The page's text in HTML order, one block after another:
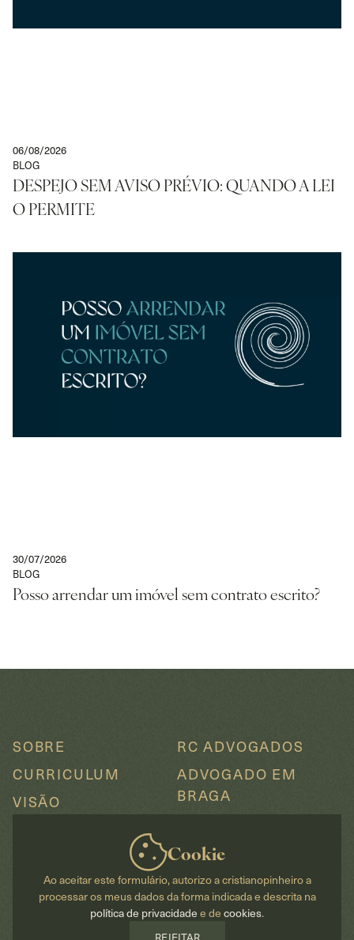
06/08/2026
BLOG
DESPEJO SEM AVISO PRÉVIO: QUANDO A LEI
O PERMITE
30/07/2026
BLOG
Posso arrendar um imóvel sem contrato escrito?
SOBRE
CURRICULUM
VISÃO
ÁREAS DE PRÁTICA
VÍDEOS
PUBLICAÇÕES
RC ADVOGADOS
ADVOGADO EM
BRAGA
VIEIRA DO MINHO
ADVOGADO NA
PÓVOA DE LANHOSO
ADVOGADO NO
Cookie
Ao aceitar este formulário, autorizo a cristianopinheiro a
processar os meus dados da forma indicada e descrita na
política de privacidade e de cookies.